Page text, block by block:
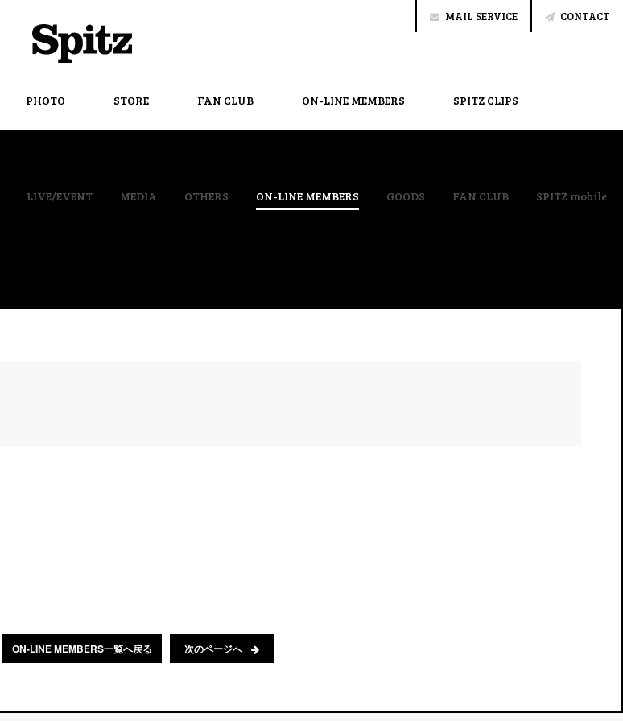
PHOTO STORE FAN CLUB ON-LINE MEMBERS SPITZ CLIPS
MAIL SERVICE CONTACT
LIVE/EVENT MEDIA OTHERS ON-LINE MEMBERS GOODS FAN CLUB SPITZ mobile
ON-LINE MEMBERS一覧へ戻る 次のページへ